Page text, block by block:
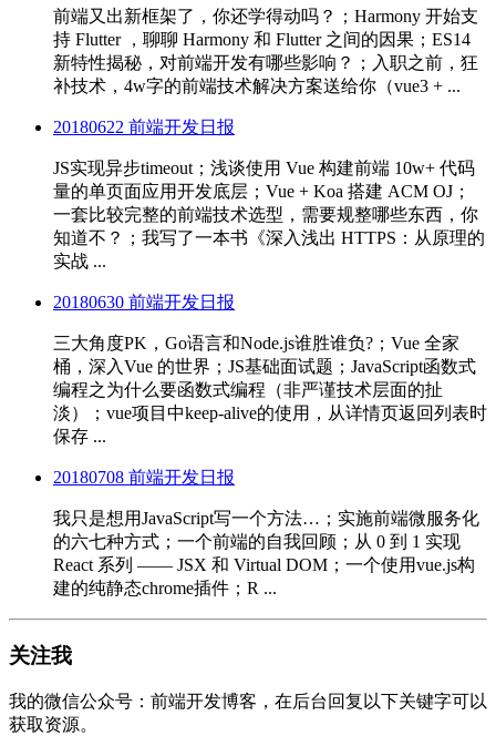
前端又出新框架了，你还学得动吗？；Harmony 开始支
持 Flutter ，聊聊 Harmony 和 Flutter 之间的因果；ES14
新特性揭秘，对前端开发有哪些影响？；入职之前，狂
补技术，4w字的前端技术解决方案送给你（vue3 + ...
20180622 前端开发日报
JS实现异步timeout；浅谈使用 Vue 构建前端 10w+ 代码
量的单页面应用开发底层；Vue + Koa 搭建 ACM OJ；
一套比较完整的前端技术选型，需要规整哪些东西，你
知道不？；我写了一本书《深入浅出 HTTPS：从原理的
实战 ...
20180630 前端开发日报
三大角度PK，Go语言和Node.js谁胜谁负?；Vue 全家
桶，深入Vue 的世界；JS基础面试题；JavaScript函数式
编程之为什么要函数式编程（非严谨技术层面的扯
淡）；vue项目中keep-alive的使用，从详情页返回列表时
保存 ...
20180708 前端开发日报
我只是想用JavaScript写一个方法…；实施前端微服务化
的六七种方式；一个前端的自我回顾；从 0 到 1 实现
React 系列 —— JSX 和 Virtual DOM；一个使用vue.js构
建的纯静态chrome插件；R ...
关注我
我的微信公众号：前端开发博客，在后台回复以下关键字可以
获取资源。